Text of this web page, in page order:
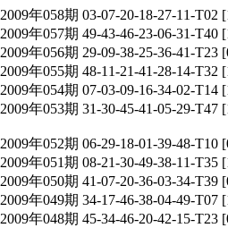
2009年058期 03-07-20-18-27-11-
2009年057期 49-43-46-23-06-31-
2009年056期 29-09-38-25-36-41-
2009年055期 48-11-21-41-28-14-
2009年054期 07-03-09-16-34-02-
2009年053期 31-30-45-41-05-29-
2009年052期 06-29-18-01-39-48-
2009年051期 08-21-30-49-38-11-
2009年050期 41-07-20-36-03-34-
2009年049期 34-17-46-38-04-49-
2009年048期 45-34-46-20-42-15-